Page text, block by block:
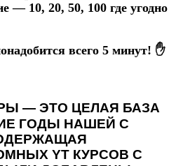
— 10, 20, 50, 100 где угодно
всего 5 минут! ✋
— ЭТО ЦЕЛАЯ БАЗА
ГОДЫ НАШЕЙ С
YT КУРСОВ С